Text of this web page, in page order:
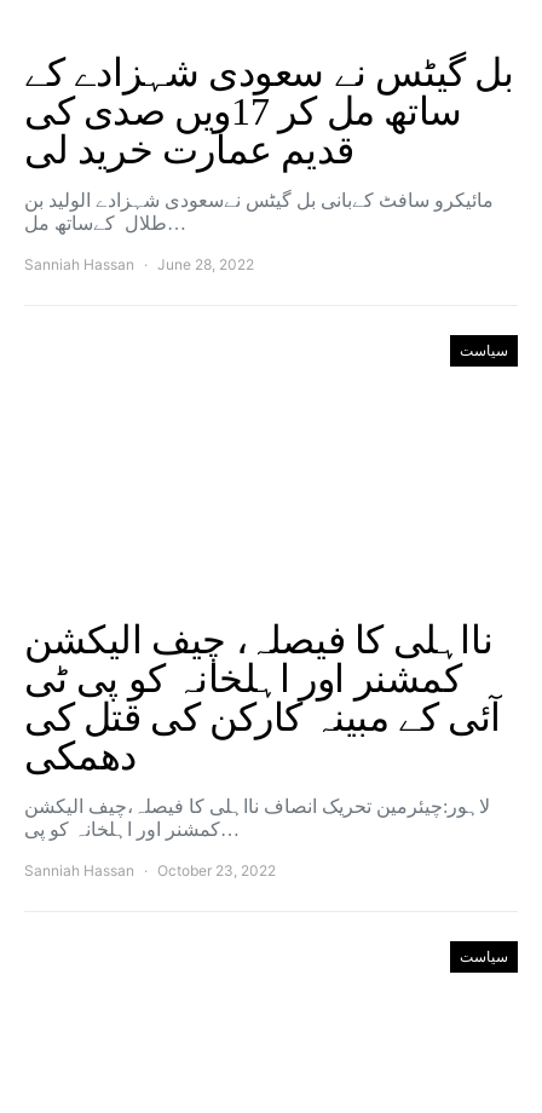
بل گیٹس نے سعودی شہزادے کے
ساتھ مل کر 17ویں صدی کی
قدیم عمارت خرید لی
مائیکرو سافٹ کےبانی بل گیٹس نےسعودی شہزادے الولید بن
طلال کےساتھ مل…
Sanniah Hassan June 28, 2022
سیاست
نااہلی کا فیصلہ، چیف الیکشن
کمشنر اور اہلخانہ کو پی ٹی
آئی کے مبینہ کارکن کی قتل کی
دھمکی
لاہور:چیئرمین تحریک انصاف نااہلی کا فیصلہ،چیف الیکشن
کمشنر اور اہلخانہ کو پی…
Sanniah Hassan October 23, 2022
سیاست